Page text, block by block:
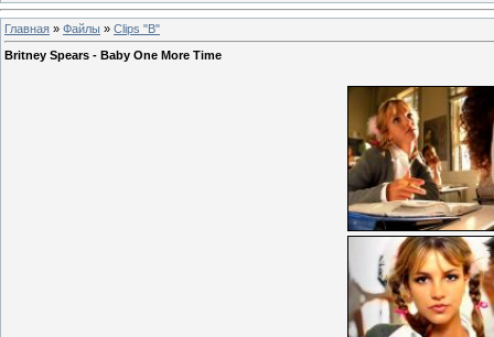
Главная » Файлы » Clips "B"
Britney Spears - Baby One More Time